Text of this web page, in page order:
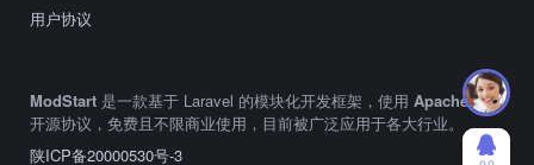
用户协议
ModStart 是一款基于 Laravel 的模块化开发框架，使用 Apache2.0
开源协议，免费且不限商业使用，目前被广泛应用于各大行业。
陕ICP备20000530号-3